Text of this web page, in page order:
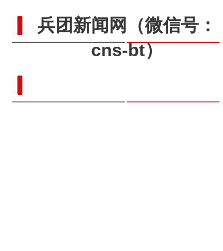
兵团新闻网
（微信号：
cns-bt）